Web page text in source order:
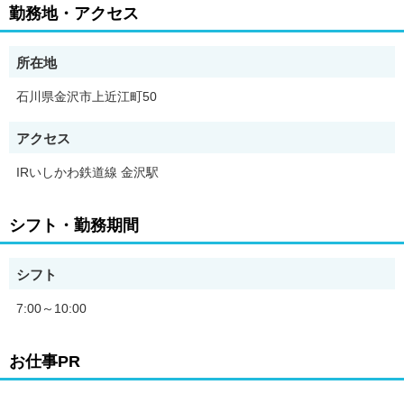
年代問わず和気あいあいとした雰囲気です
コツコツ仕事を覚えていって下さいね♪
みんなで仲良く、楽しい雰囲気で仕事を
していきましょう。"
勤務地・アクセス
所在地
石川県金沢市上近江町50
アクセス
IRいしかわ鉄道線 金沢駅
シフト・勤務期間
シフト
7:00～10:00
お仕事PR